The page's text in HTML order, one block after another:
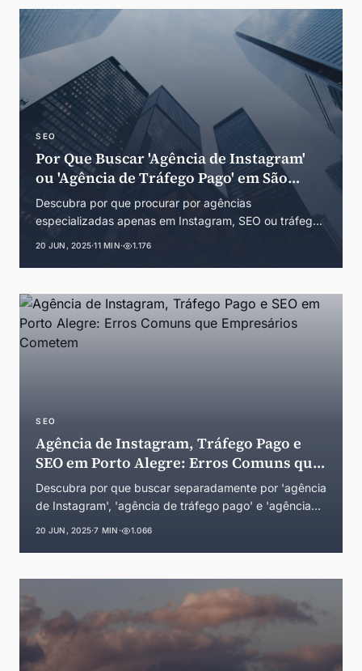
SEO
Por Que Buscar 'Agência de Instagram'
ou 'Agência de Tráfego Pago' em São
Paulo é um Erro Estratégico
Descubra por que procurar por agências
especializadas apenas em Instagram, SEO ou tráfego
20 JUN, 2025·11 MIN· 1.176
SEO
Agência de Instagram, Tráfego Pago e
SEO em Porto Alegre: Erros Comuns que
Empresários Cometem
Descubra por que buscar separadamente por 'agência
de Instagram', 'agência de tráfego pago' e 'agência
20 JUN, 2025·7 MIN · 1.066